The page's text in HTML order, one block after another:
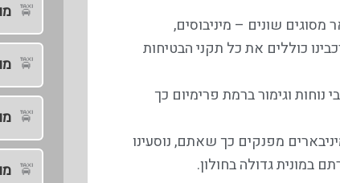
שונים – מיניבוסים,
כוללים את כל תקני הבטיחות
נוחות וגימור ברמת פרימיום כך
מפנקים כך שאתם, נוסעינו
במונית גדולה בחולון.